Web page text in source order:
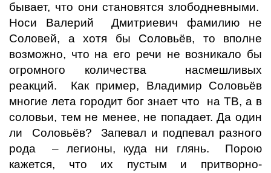
бывает, что они становятся злободневными.
Носи Валерий Дмитриевич фамилию не
Соловей, а хотя бы Соловьёв, то вполне
возможно, что на его речи не возникало бы
огромного количества насмешливых
реакций. Как пример, Владимир Соловьёв
многие лета городит бог знает что на ТВ, а в
соловьи, тем не менее, не попадает. Да один
ли Соловьёв? Запевал и подпевал разного
рода – легионы, куда ни глянь. Порою
кажется, что их пустым и притворно-